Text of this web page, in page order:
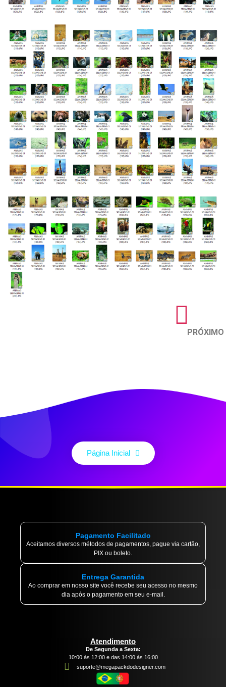
PRÓXIMO
Página Inicial
Pagamento Facilitado
Aceitamos diversos métodos de pagamentos, pague via cartão,
PIX ou boleto.
Entrega Garantida
Ao comprar em nosso site você recebe seu acesso no mesmo
dia após o pagamento em seu e-mail.
Atendimento
De Segunda a Sexta:
10:00 às 12:00 e das 14:00 às 16:00
suporte@megapackdodesigner.com